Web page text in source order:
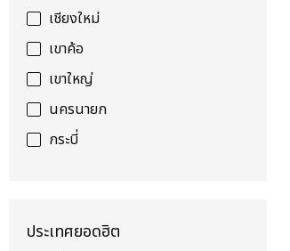
เชียงใหม่
เขาค้อ
เขาใหญ่
นครนายก
กระบี่
ประเทศยอดฮิต